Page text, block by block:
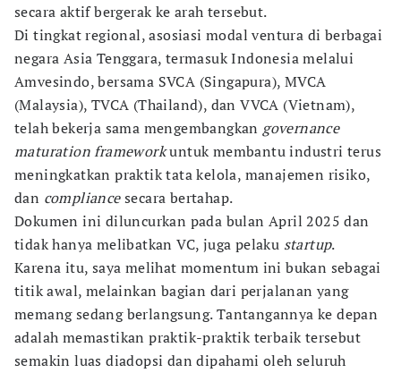
secara aktif bergerak ke arah tersebut.
Di tingkat regional, asosiasi modal ventura di berbagai
negara Asia Tenggara, termasuk Indonesia melalui
Amvesindo, bersama SVCA (Singapura), MVCA
(Malaysia), TVCA (Thailand), dan VVCA (Vietnam),
telah bekerja sama mengembangkan governance
maturation frameworkuntuk membantu industri terus
meningkatkan praktik tata kelola, manajemen risiko,
dan compliancesecara bertahap.
Dokumen ini diluncurkan pada bulan April 2025 dan
tidak hanya melibatkan VC, juga pelaku startup.
Karena itu, saya melihat momentum ini bukan sebagai
titik awal, melainkan bagian dari perjalanan yang
memang sedang berlangsung. Tantangannya ke depan
adalah memastikan praktik-praktik terbaik tersebut
semakin luas diadopsi dan dipahami oleh seluruh